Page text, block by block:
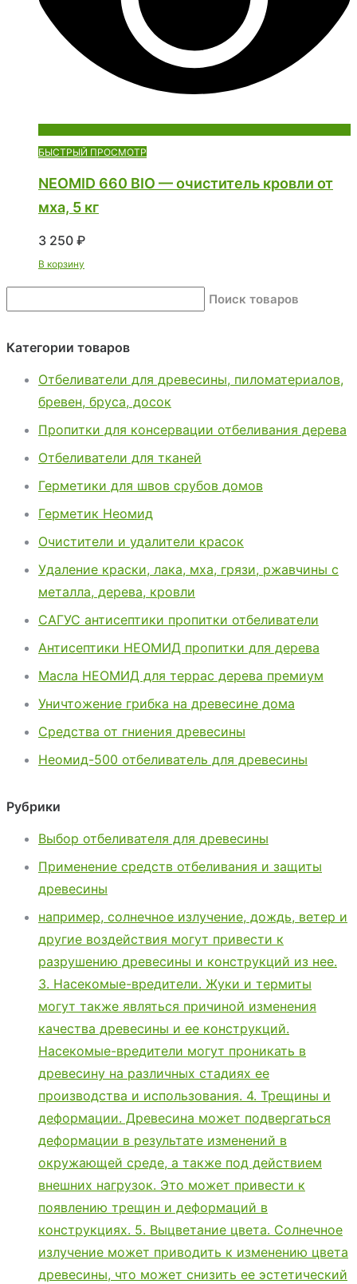
БЫСТРЫЙ ПРОСМОТР
NEOMID 660 BIO — очиститель кровли от
мха, 5 кг
3 250 ₽
В корзину
Поиск товаров
Категории товаров
Отбеливатели для древесины, пиломатериалов,
бревен, бруса, досок
Пропитки для консервации отбеливания дерева
Отбеливатели для тканей
Герметики для швов срубов домов
Герметик Неомид
Очистители и удалители красок
Удаление краски, лака, мха, грязи, ржавчины с
металла, дерева, кровли
САГУС антисептики пропитки отбеливатели
Антисептики НЕОМИД пропитки для дерева
Масла НЕОМИД для террас дерева премиум
Уничтожение грибка на древесине дома
Средства от гниения древесины
Неомид-500 отбеливатель для древесины
Рубрики
Выбор отбеливателя для древесины
Применение средств отбеливания и защиты
древесины
например, солнечное излучение, дождь, ветер и
другие воздействия могут привести к
разрушению древесины и конструкций из нее.
3. Насекомые-вредители. Жуки и термиты
могут также являться причиной изменения
качества древесины и ее конструкций.
Насекомые-вредители могут проникать в
древесину на различных стадиях ее
производства и использования. 4. Трещины и
деформации. Древесина может подвергаться
деформации в результате изменений в
окружающей среде, а также под действием
внешних нагрузок. Это может привести к
появлению трещин и деформаций в
конструкциях. 5. Выцветание цвета. Солнечное
излучение может приводить к изменению цвета
древесины, что может снизить ее эстетический